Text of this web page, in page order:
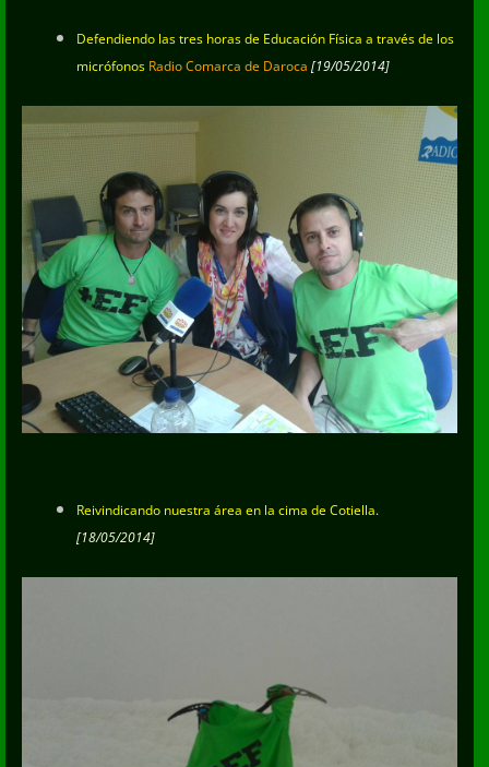
Defendiendo las tres horas de Educación Física a través de los
micrófonos Radio Comarca de Daroca [19/05/2014]
Reivindicando nuestra área en la cima de Cotiella.
[18/05/2014]